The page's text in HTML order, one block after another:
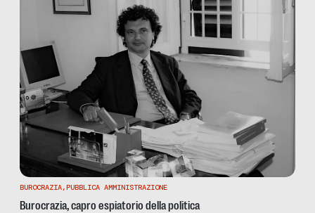
BUROCRAZIA,PUBBLICA AMMINISTRAZIONE
Burocrazia, capro espiatorio della politica